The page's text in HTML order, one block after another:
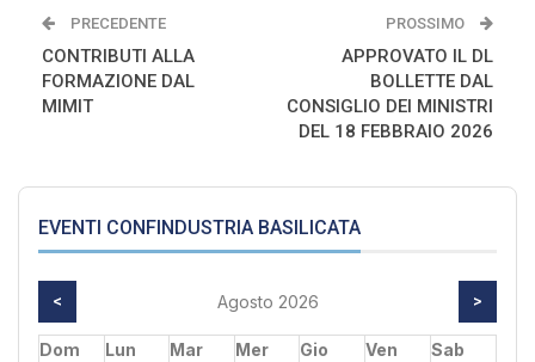
PRECEDENTE
CONTRIBUTI ALLA
FORMAZIONE DAL
MIMIT
PROSSIMO
APPROVATO IL DL
BOLLETTE DAL
CONSIGLIO DEI MINISTRI
DEL 18 FEBBRAIO 2026
EVENTI CONFINDUSTRIA BASILICATA
< Agosto 2026 >
Dom Lun Mar Mer Gio Ven
Sab